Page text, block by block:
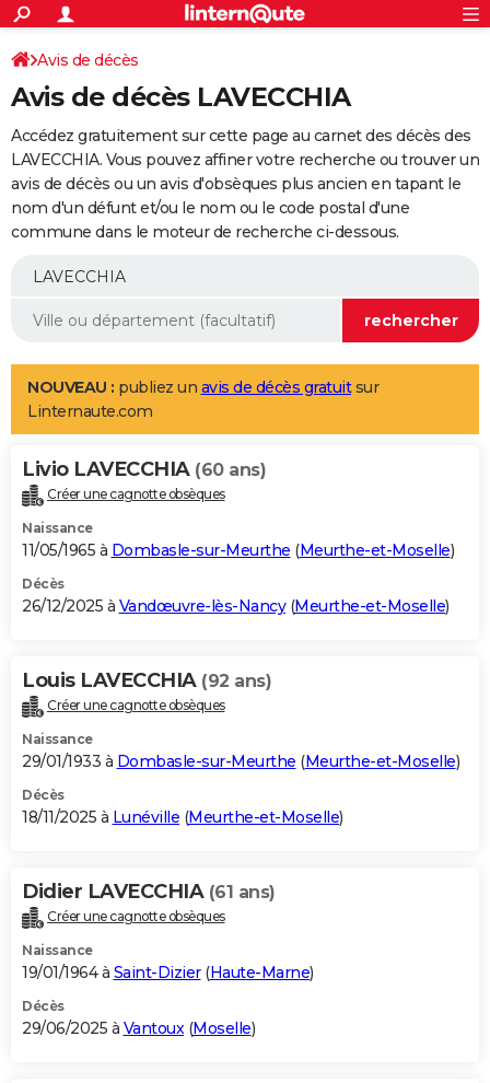
ACTUALITÉS
Politique
Société
Faits Divers
Education
Monde
Villes
+
SPORT
Coupe du monde 2026
Football
Tennis
Cyclisme
Rugby
Forum
Programme TV
TNTStreaming
Cinéma
Sorties cinéma
Musique
+
FINANCE
Retraite
Epargne
Immobilier
Risques naturels par ville
Banque
Assurance
AUTO
Essais
Réserver un essai
Citadines
Berlines
SUV
Forum auto
+
Mobiles
Meilleur smartphone
Internet
Ordinateurs
Jeux vidéo
Guide high-tech
Aménagement intérieur
LIFESTYLE
Art de vivre
Bien-être
Loisirs
Mode
Modes de vie
Alimentation
Guide de la santé
Maladies
Médicaments
Sommeil
VOYAGE
Destinations
City break
Voyage nature
Voyage de noces
Forum
Climat
+PHOTO
GUIDES D'ACHAT
BONS PLANS
Carte de Noël
Carte Bonne année
Carte Saint-Valentin
Carte Pâques
Carte d'anniversaire
DICTIONNAIRE
Dictionnaire
Biographies
Citations
Expressions
Proverbes
PROGRAMME TV
S'inscrire
Se connecter
Lycées
Collèges
Primaires
Universités
Entreprises
Service militaire
Avis de recherche
AVIS DE DÉCÈS
Bricolage
Lifestyle
Culture
Sport
Auto
Television
Voyage
Cinema
Avis de décès
Avis de décès LAVECCHIA
Accédez gratuitement sur cette page au carnet des décès des
LAVECCHIA. Vous pouvez affiner votre recherche ou trouver un
avis de décès ou un avis d'obsèques plus ancien en tapant le
nom d'un défunt et/ou le nom ou le code postal d'une
commune dans le moteur de recherche ci-dessous.
NOUVEAU : publiez un avis de décès gratuitsur
Linternaute.com
Livio LAVECCHIA (60 ans)
Créer une cagnotte obsèques
Naissance
11/05/1965 à Dombasle-sur-Meurthe (Meurthe-et-Moselle)
Décès
26/12/2025 à Vandœuvre-lès-Nancy(Meurthe-et-Moselle)
Louis LAVECCHIA (92 ans)
Créer une cagnotte obsèques
Naissance
29/01/1933 à Dombasle-sur-Meurthe (Meurthe-et-Moselle)
Décès
18/11/2025 à Lunéville (Meurthe-et-Moselle)
Didier LAVECCHIA (61 ans)
Créer une cagnotte obsèques
Naissance
19/01/1964 à Saint-Dizier(Haute-Marne)
Décès
29/06/2025 à Vantoux(Moselle)